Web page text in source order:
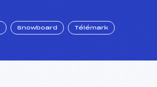
Snowboard Télémark